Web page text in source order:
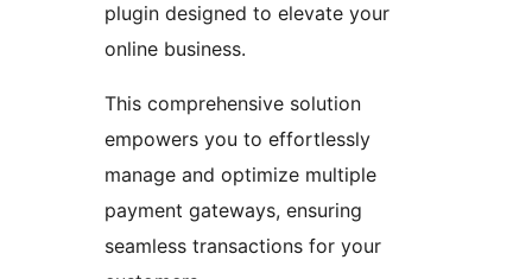
plugin designed to elevate your
online business.
This comprehensive solution
empowers you to effortlessly
manage and optimize multiple
payment gateways, ensuring
seamless transactions for your